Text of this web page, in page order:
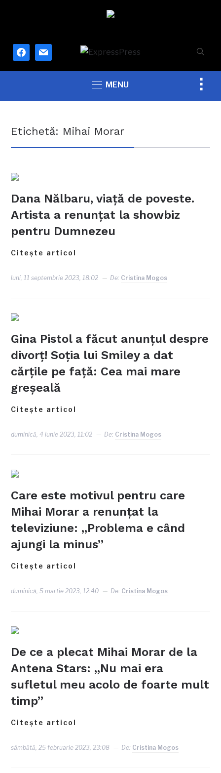
facebook
mail
MENU
Etichetă: Mihai Morar
Dana Nălbaru, viață de poveste.
Artista a renunțat la showbiz
pentru Dumnezeu
Citește articol
luni, 11 septembrie 2023, 18:02 De: Cristina Mogos
Gina Pistol a făcut anunțul despre
divorț! Soția lui Smiley a dat
cărțile pe față: Cea mai mare
greşeală
Citește articol
duminică, 4 iunie 2023, 11:02 De: Cristina Mogos
Care este motivul pentru care
Mihai Morar a renunțat la
televiziune: „Problema e când
ajungi la minus”
Citește articol
duminică, 5 martie 2023, 12:40 De: Cristina Mogos
De ce a plecat Mihai Morar de la
Antena Stars: „Nu mai era
sufletul meu acolo de foarte mult
timp”
Citește articol
sâmbătă, 25 februarie 2023, 23:08 De: Cristina Mogos